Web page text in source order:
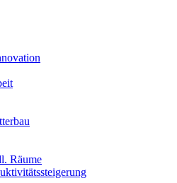
Räume